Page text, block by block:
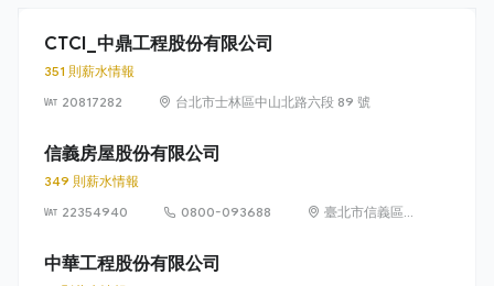
CTCI_中鼎工程股份有限公司
351 則薪水情報
20817282
台北市士林區中山北路六段 89 號
信義房屋股份有限公司
349 則薪水情報
22354940
0800-093688
臺北市信義區
中華工程股份有限公司